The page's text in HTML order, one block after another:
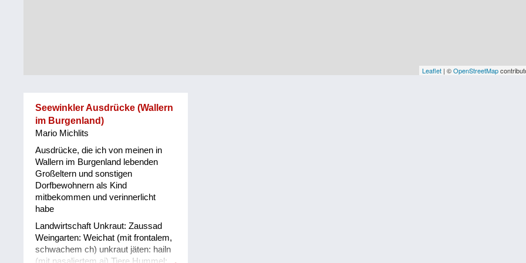
Leaflet | ©OpenStreetMap
Seewinkler Ausdrücke (Wallern
im Burgenland)
Mario Michlits
Ausdrücke, die ich von meinen in
Wallern im Burgenland lebenden
Großeltern und sonstigen
Dorfbewohnern als Kind
mitbekommen und verinnerlicht
habe
Landwirtschaft Unkraut: Zaussad
Weingarten: Weichat (mit frontalem,
schwachem ch) unkraut jäten: hailn
(mit nasaliertem ai) Tiere Hummel: